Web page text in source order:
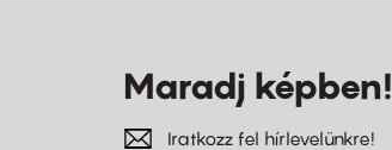
Maradj képben!
Iratkozz fel hírlevelünkre!